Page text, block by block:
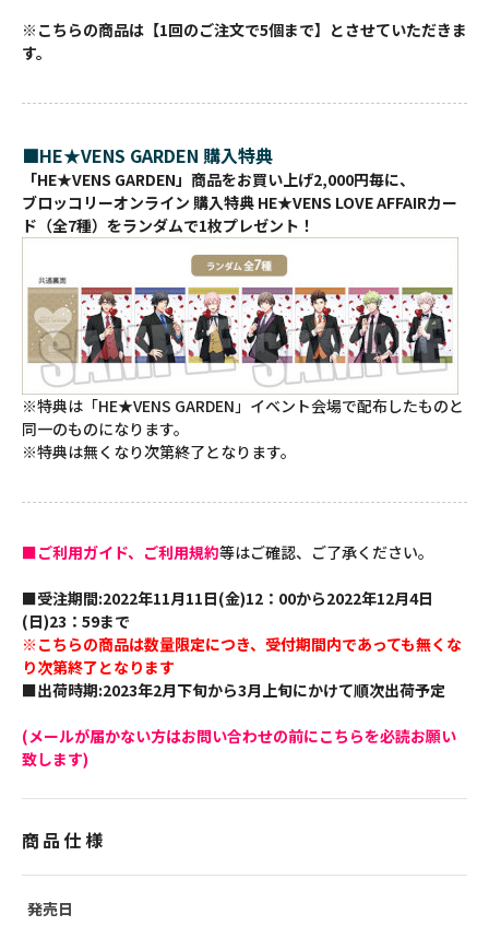
※こちらの商品は【1回のご注文で5個まで】とさせていただきま
す。
■HE★VENS GARDEN 購入特典
「HE★VENS GARDEN」商品をお買い上げ2,000円毎に、
ブロッコリーオンライン 購入特典 HE★VENS LOVE AFFAIRカー
ド（全7種）をランダムで1枚プレゼント！
※特典は「HE★VENS GARDEN」イベント会場で配布したものと
同一のものになります。
※特典は無くなり次第終了となります。
■ご利用ガイド、ご利用規約等はご確認、ご了承ください。
■受注期間:2022年11月11日(金)12：00から2022年12月4日
(日)23：59まで
※こちらの商品は数量限定につき、受付期間内であっても無くな
り次第終了となります
■出荷時期:2023年2月下旬から3月上旬にかけて順次出荷予定
(メールが届かない方はお問い合わせの前にこちらを必読お願い
致します)
商品仕様
発売日